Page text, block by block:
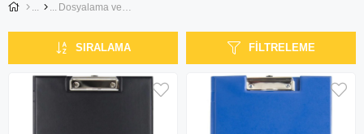
Dosyalama ve Arşivleme
FILTRELEME
SIRALAMA